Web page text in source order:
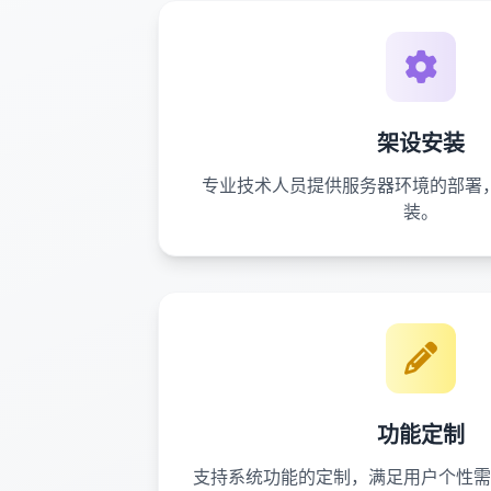
架设安装
专业技术人员提供服务器环境的部署
装。
功能定制
支持系统功能的定制，满足用户个性